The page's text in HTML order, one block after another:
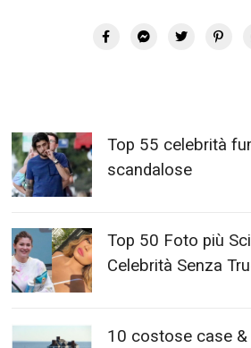
Top 55 celebrità
scandalose
Top 50 Foto più
Celebrità Senza
10 costose case